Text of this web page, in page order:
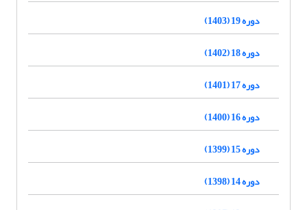
دوره 19 (1403)
دوره 18 (1402)
دوره 17 (1401)
دوره 16 (1400)
دوره 15 (1399)
دوره 14 (1398)